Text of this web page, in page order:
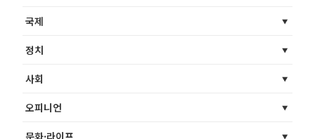
국제
정치
사회
오피니언
문화·라이프